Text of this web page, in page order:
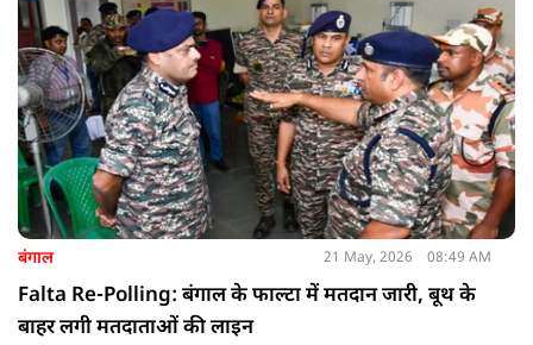
बंगाल 21 May, 2026 08:49 AM
Falta Re-Polling: बंगाल के फाल्टा में मतदान जारी, बूथ के
बाहर लगी मतदाताओं की लाइन